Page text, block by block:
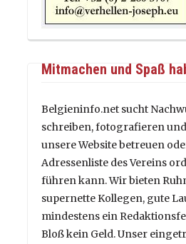
Mitmachen und Spaß
Belgieninfo.net sucht
schreiben, fotografieren
unsere Website betreuen
Adressenliste des Vereins
führen kann. Wir bieten
supernette Kollegen, gute
mindestens ein
Bloß kein Geld. Unser